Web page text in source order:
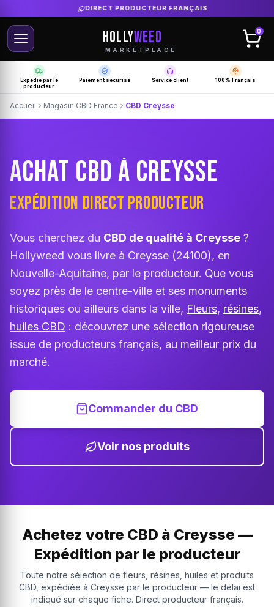
LIVRAISON GRATUITE SELON PRODUCTEUR
HOLLYWEED
MARKETPLACE
0
Expédié par le
producteur
Paiement sécurisé Service client 100% Français
Accueil Magasin CBD France CBD Creysse
ACHAT CBD À CREYSSE
EXPÉDITION DIRECT PRODUCTEUR
Vous cherchez du CBD de qualité à Creysse ?
Hollyweed vous livre à Creysse (24100), en
Nouvelle-Aquitaine, par le producteur. Que vous
soyez près de le centre-ville et ses monuments
historiques ou ailleurs dans la ville, Fleurs, résines,
huiles CBD : découvrez une sélection rigoureuse
issue de producteurs français, au meilleur prix du
marché.
Commander du CBD
Voir nos produits
Achetez votre CBD à Creysse —
Expédition par le producteur
Toute notre sélection de fleurs, résines, huiles et produits
CBD, expédiée à Creysse par le producteur — le délai est
indiqué sur chaque fiche. Direct producteur français.